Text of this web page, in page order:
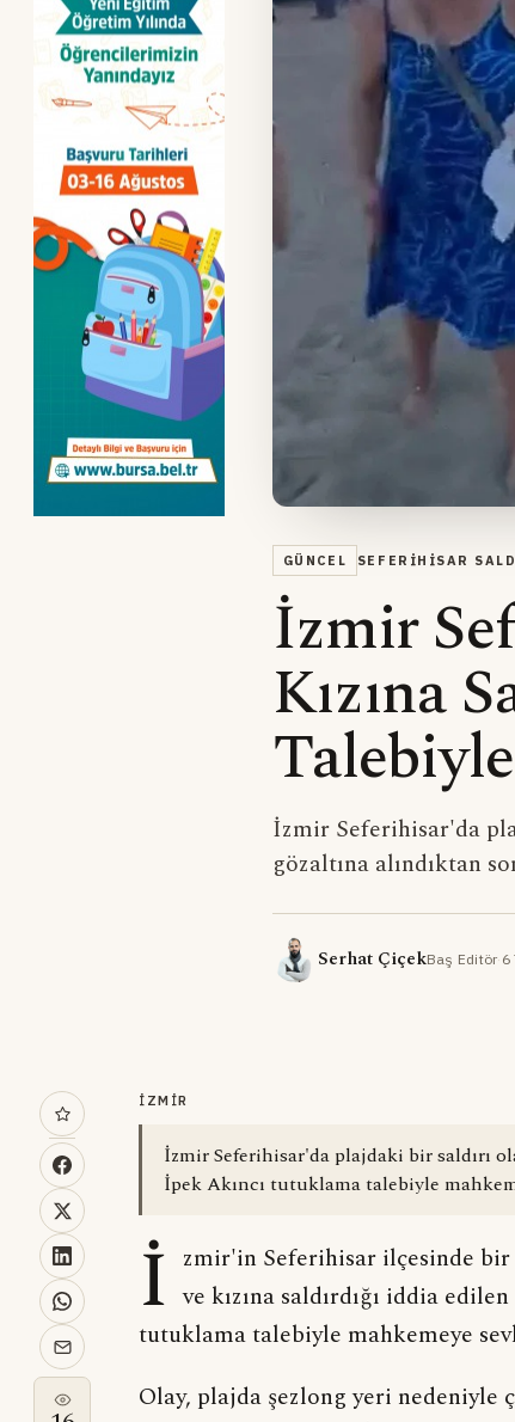
GÜNCEL SEFERIHISAR
İzmir
Kızına
İzmir Seferihisar'da
gözaltına alındıktan
Serhat ÇiçekBaş Editör· 6
İZMİR
İzmir Seferihisar'da plajdaki bir saldırı
İpek Akıncı tutuklama talebiyle
İ zmir'in Seferihisar ilçesinde
ve kızına saldırdığı iddia
tutuklama talebiyle mahkemeye
Olay, plajda şezlong yeri nedeniyle